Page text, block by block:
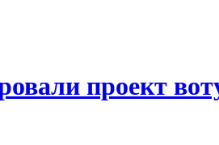
проект